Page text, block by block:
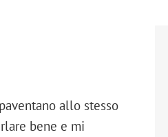
allo stesso
bene e mi